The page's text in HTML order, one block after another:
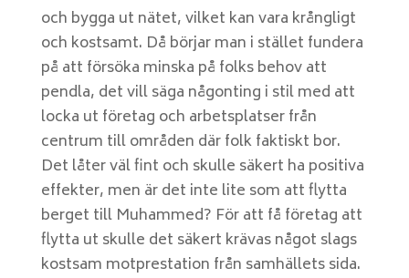
och bygga ut nätet, vilket kan vara krångligt
och kostsamt. Då börjar man i stället fundera
på att försöka minska på folks behov att
pendla, det vill säga någonting i stil med att
locka ut företag och arbetsplatser från
centrum till områden där folk faktiskt bor.
Det låter väl fint och skulle säkert ha positiva
effekter, men är det inte lite som att flytta
berget till Muhammed? För att få företag att
flytta ut skulle det säkert krävas något slags
kostsam motprestation från samhällets sida.